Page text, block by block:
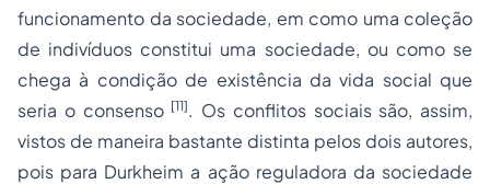
funcionamento da sociedade, em como uma coleção
de indivíduos constitui uma sociedade, ou como se
chega à condição de existência da vida social que
seria o consenso [11]. Os conflitos sociais são, assim,
vistos de maneira bastante distinta pelos dois autores,
pois para Durkheim a ação reguladora da sociedade